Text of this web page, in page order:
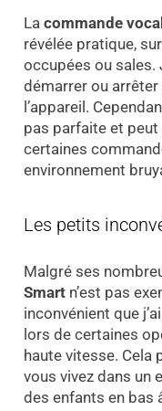
La commande
révélée pratique,
occupées ou sales.
démarrer ou
l’appareil.
pas parfaite et
certaines
environnement
Les petits
Malgré ses
Smartn’est pas
inconvénient que
lors de certaines
haute vitesse. Cela
vous vivez dans un
des enfants en bas